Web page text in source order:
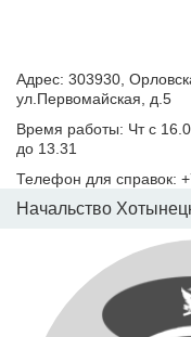
Адрес: 303930,
ул.Первомайская, д.5
Время работы: Чт с
до 13.31
Телефон для справок:
Начальство